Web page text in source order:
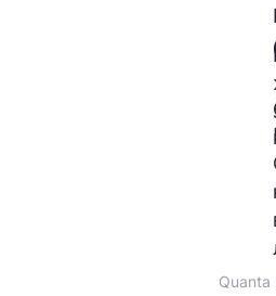
Quanta